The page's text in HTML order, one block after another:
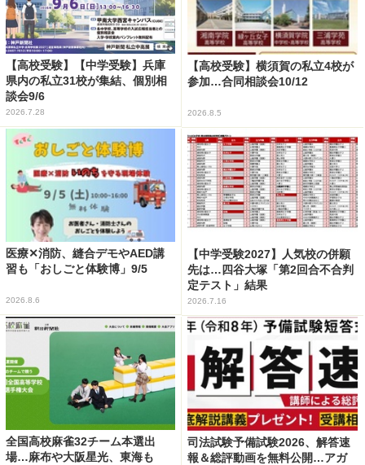
【高校受験】【中学受験】兵庫
県内の私立31校が集結、個別相
談会9/6
2026.7.28
【高校受験】横須賀の私立4校が
参加…合同相談会10/12
2026.8.5
医療✕消防、縫合デモやAED講
習も「おしごと体験博」9/5
2026.8.6
【中学受験2027】人気校の併願
先は…四谷大塚「第2回合不合判
定テスト」結果
2026.7.16
全国高校麻雀32チーム本選出
場…麻布や大阪星光、東海も
司法試験予備試験2026、解答速
報＆総評動画を無料公開…アガ